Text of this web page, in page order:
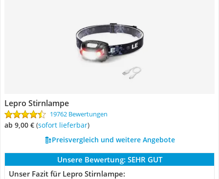
Lepro Stirnlampe
19762 Bewertungen
ab 9,00 € ( Sofort lieferbar)
Preisvergleich und weitere Angebote
Unsere Bewertung: SEHR GUT
Unser Fazit für Lepro Stirnlampe: